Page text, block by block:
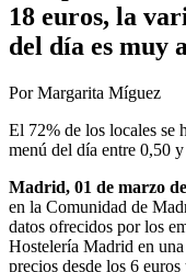
18 euros, la
del día es muy
Por Margarita Míguez
El 72% de los locales se
menú del día entre 0,50
Madrid, 01 de marzo
en la Comunidad de
datos ofrecidos por los
Hostelería Madrid en una
precios desde los 6